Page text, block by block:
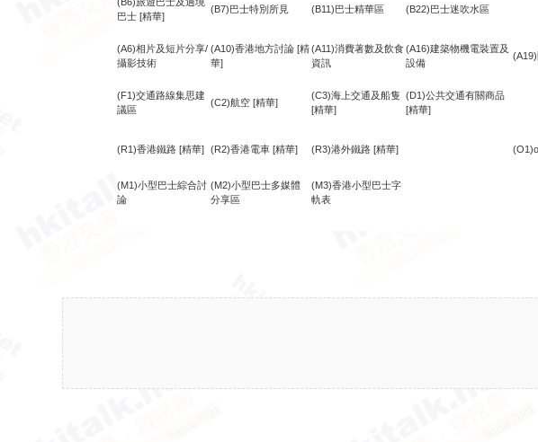
巴士 [精華]
(B7)巴士特別所見 (B11)巴士精華區 (B22)巴士迷吹水區
(A6)相片及短片分享/
攝影技術
(A10)香港地方討論 [精
華]
(A11)消費著數及飲食
資訊
(A16)建築物機電裝置及
設備
(F1)交通路線集思建
議區
(C2)航空 [精華]
(C3)海上交通及船隻
[精華]
(D1)公共交通有關商品
[精華]
(R1)香港鐵路 [精華] (R2)香港電車 [精華] (R3)港外鐵路 [精華]
(M1)小型巴士綜合討
論
(M2)小型巴士多媒體
分享區
(M3)香港小型巴士字
軌表